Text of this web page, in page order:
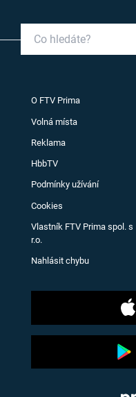
O FTV Prima
Volná místa
Reklama
HbbTV
Podmínky užívání
Cookies
Vlastník FTV Prima spol. s
r.o.
Nahlásit chybu